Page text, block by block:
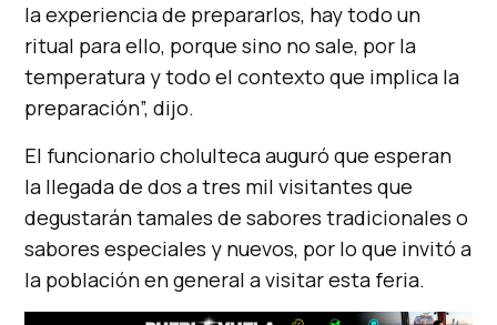
la experiencia de prepararlos, hay todo un
ritual para ello, porque sino no sale, por la
temperatura y todo el contexto que implica la
preparación”, dijo.
El funcionario cholulteca auguró que esperan
la llegada de dos a tres mil visitantes que
degustarán tamales de sabores tradicionales o
sabores especiales y nuevos, por lo que invitó a
la población en general a visitar esta feria.